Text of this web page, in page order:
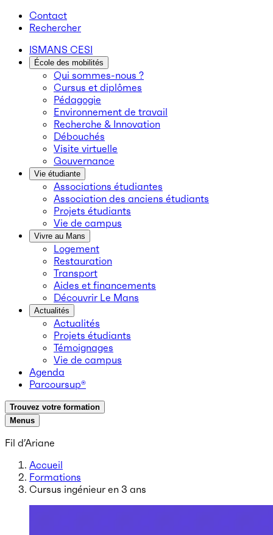
Contact
Rechercher
ISMANS CESI
École des mobilités
Qui sommes-nous ?
Cursus et diplômes
Pédagogie
Environnement de travail
Recherche & Innovation
Débouchés
Visite virtuelle
Gouvernance
Vie étudiante
Associations étudiantes
Association des anciens étudiants
Projets étudiants
Vie de campus
Vivre au Mans
Logement
Restauration
Transport
Aides et financements
Découvrir Le Mans
Actualités
Actualités
Projets étudiants
Témoignages
Vie de campus
Agenda
Parcoursup®
Trouvez votre formation
Menus
Fil d’Ariane
Accueil
Formations
Cursus ingénieur en 3 ans